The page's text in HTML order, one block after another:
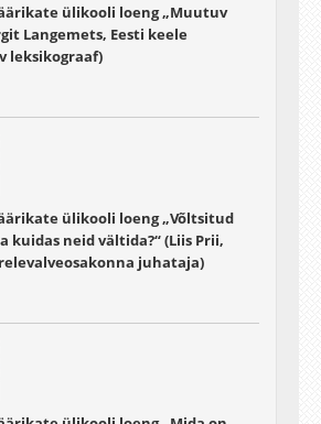
ülikooli loeng „Muutuv
Langemets, Eesti keele
leksikograaf)
ülikooli loeng „Võltsitud
kuidas neid vältida?“ (Liis Prii,
juhataja)